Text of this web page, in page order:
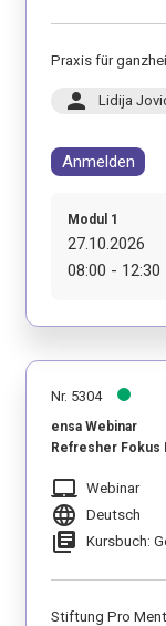
Praxis für
person Lidija
Anmelden
Modul 1
27.10.2026
08:00 - 12:30
Nr. 5304
ensa Webinar
Refresher Fokus
laptop_mac Webinar
language Deutsch
library_books Kursbuch:
Stiftung Pro